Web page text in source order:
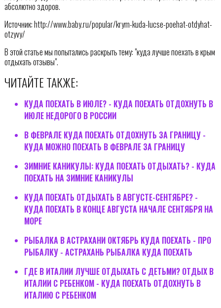
абсолютно здоров.
Источник: http://www.baby.ru/popular/krym-kuda-lucse-poehat-otdyhat-
otzyvy/
В этой статье мы попытались раскрыть тему: "куда лучше поехать в крым
отдыхать отзывы".
ЧИТАЙТЕ ТАКЖЕ:
КУДА ПОЕХАТЬ В ИЮЛЕ? - КУДА ПОЕХАТЬ ОТДОХНУТЬ В
ИЮЛЕ НЕДОРОГО В РОССИИ
В ФЕВРАЛЕ КУДА ПОЕХАТЬ ОТДОХНУТЬ ЗА ГРАНИЦУ -
КУДА МОЖНО ПОЕХАТЬ В ФЕВРАЛЕ ЗА ГРАНИЦУ
ЗИМНИЕ КАНИКУЛЫ: КУДА ПОЕХАТЬ ОТДЫХАТЬ? - КУДА
ПОЕХАТЬ НА ЗИМНИЕ КАНИКУЛЫ
КУДА ПОЕХАТЬ ОТДЫХАТЬ В АВГУСТЕ-СЕНТЯБРЕ? -
КУДА ПОЕХАТЬ В КОНЦЕ АВГУСТА НАЧАЛЕ СЕНТЯБРЯ НА
МОРЕ
РЫБАЛКА В АСТРАХАНИ ОКТЯБРЬ КУДА ПОЕХАТЬ - ПРО
РЫБАЛКУ - АСТРАХАНЬ РЫБАЛКА КУДА ПОЕХАТЬ
ГДЕ В ИТАЛИИ ЛУЧШЕ ОТДЫХАТЬ С ДЕТЬМИ? ОТДЫХ В
ИТАЛИИ С РЕБЕНКОМ - КУДА ПОЕХАТЬ ОТДОХНУТЬ В
ИТАЛИЮ С РЕБЕНКОМ